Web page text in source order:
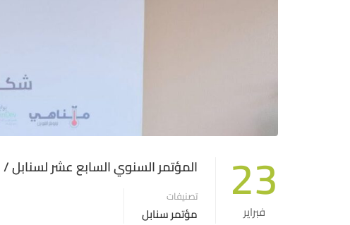
23
فبراير
المؤتمر السنوي السابع عشر لسنابل /
تصنيفات
مؤتمر سنابل